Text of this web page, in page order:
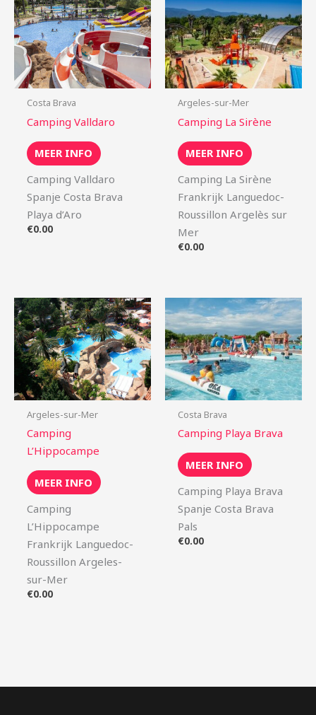
Costa Brava
Camping Valldaro
MEER INFO
Camping Valldaro
Spanje Costa Brava
Playa d’Aro
€0.00
Argeles-sur-Mer
Camping La Sirène
MEER INFO
Camping La Sirène
Frankrijk Languedoc-
Roussillon Argelès sur
Mer
€0.00
Argeles-sur-Mer
Camping
L’Hippocampe
MEER INFO
Camping
L’Hippocampe
Frankrijk Languedoc-
Roussillon Argeles-
sur-Mer
€0.00
Costa Brava
Camping Playa Brava
MEER INFO
Camping Playa Brava
Spanje Costa Brava
Pals
€0.00